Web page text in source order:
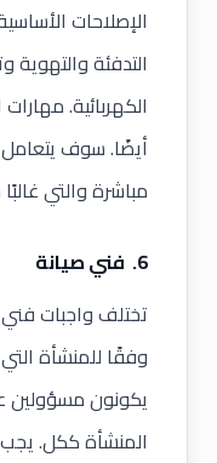
الإصلاحات
التدفئة
الكهربائية.
أيضًا. سوف
مباشرة والتي
6. فني صيانة
تختلف واجبات
وفقًا للمنشأة
يكونون مسؤولين
المنشأة ككل.